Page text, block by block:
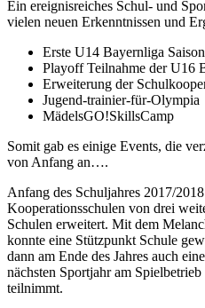
Ein ereignisreiches Schul- und
vielen neuen Erkenntnissen und
Erste U14 Bayernliga Saison
Playoff Teilnahme der U16
Erweiterung der
Jugend-trainier-für-Olympia
MädelsGO!SkillsCamp
Somit gab es einige Events, die
von Anfang an….
Anfang des Schuljahres 2017/
Kooperationsschulen von drei
Schulen erweitert. Mit dem
konnte eine Stützpunkt Schule
dann am Ende des Jahres auch
nächsten Sportjahr am
teilnimmt.